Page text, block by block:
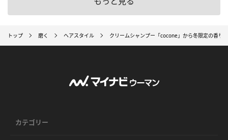
トップ 磨く ヘアスタイル クリームシャンプー「cocone」から冬限定の香
カテゴリー